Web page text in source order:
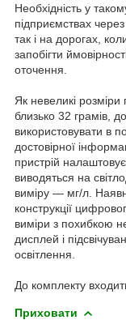
Необхідність у
підприємствах через
так і на дорогах,
запобігти
оточення.
Як невеликі розміри
близько 32 грамів,
використовувати в
достовірної
пристрій
виводяться на
виміру — мг/л.
конструкції
виміри з похибкою
дисплей і
освітлення.
До комплекту
Приховати